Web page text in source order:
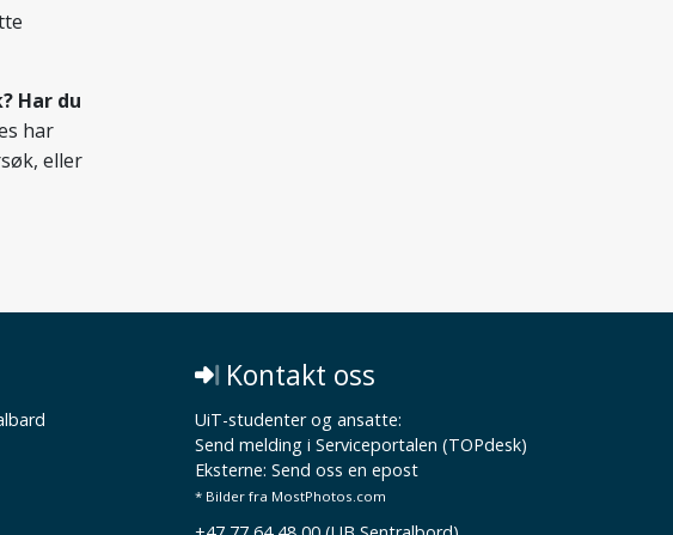
Har du
har
eller
Kontakt oss
UiT-studenter og ansatte:
Send melding i Serviceportalen (TOPdesk)
Eksterne: Send oss en epost
* Bilder fra MostPhotos.com